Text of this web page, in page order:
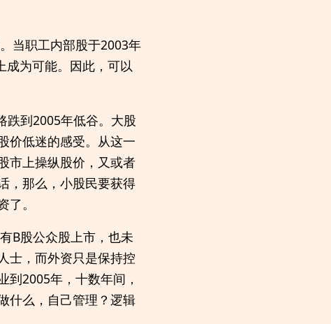
当职工内部股于2003年
成为可能。因此，可以
跌到2005年低谷。大股
价低迷的感受。从这一
市上操纵股价，又或者
，那么，小股民要获得
。
B股公众股上市，也未
士，而外资只是保持控
到2005年，十数年间，
什么，自己管理？逻辑